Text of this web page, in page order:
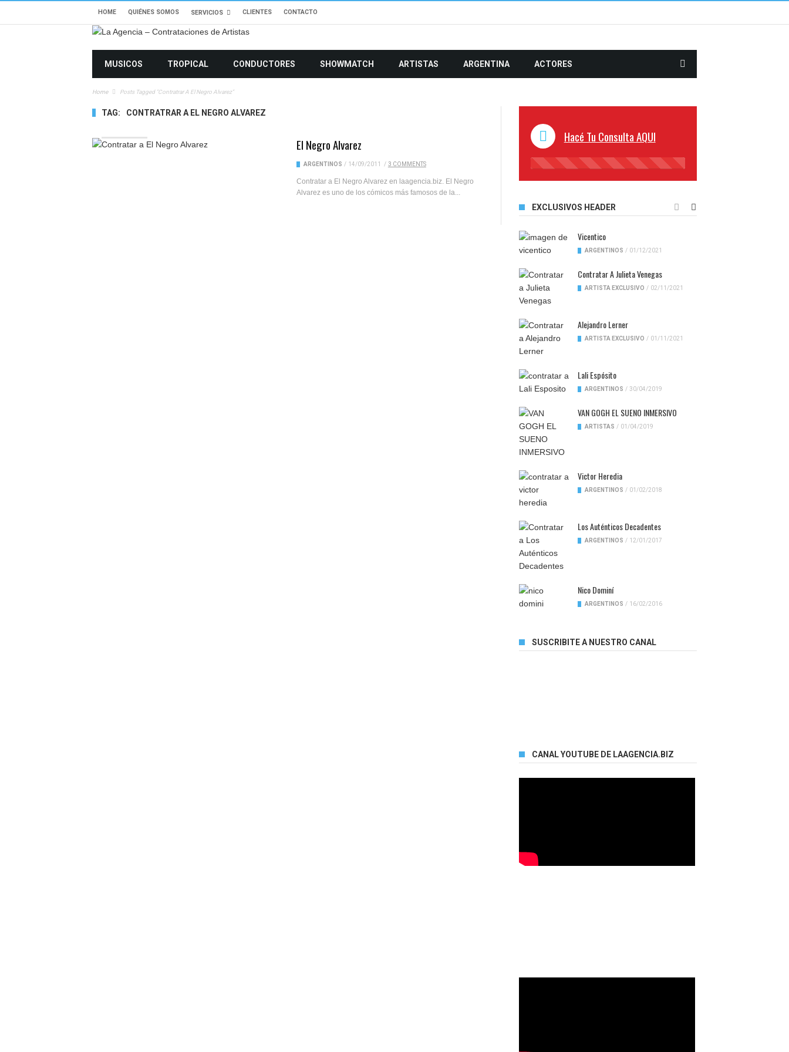
HOME QUIÉNES SOMOS SERVICIOS CLIENTES CONTACTO
MUSICOS TROPICAL CONDUCTORES SHOWMATCH ARTISTAS ARGENTINA ACTORES
Home Posts Tagged "contratrar A El Negro Alvarez"
TAG: CONTRATRAR A EL NEGRO ALVAREZ
El Negro Alvarez
ARGENTINOS / 14/09/2011 / 3 COMMENTS
Contratar a El Negro Alvarez en laagencia.biz. El Negro
Alvarez es uno de los cómicos más famosos de la...
Hacé Tu Consulta AQUI
45%
EXCLUSIVOS HEADER
Vicentico
ARGENTINOS / 01/12/2021
Contratar A Julieta Venegas
ARTISTA EXCLUSIVO / 02/11/2021
Alejandro Lerner
ARTISTA EXCLUSIVO / 01/11/2021
Lali Espósito
ARGENTINOS / 30/04/2019
VAN GOGH EL SUENO INMERSIVO
ARTISTAS / 01/04/2019
Victor Heredia
ARGENTINOS / 01/02/2018
Los Auténticos Decadentes
ARGENTINOS / 12/01/2017
Nico Dominí
ARGENTINOS / 16/02/2016
SUSCRIBITE A NUESTRO CANAL
CANAL YOUTUBE DE LAAGENCIA.BIZ